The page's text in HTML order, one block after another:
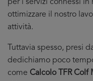
per i servizi connessi
ottimizzare il nostro
attività.
Tuttavia spesso, presi
dedichiamo poco
come Calcolo TFR Colf